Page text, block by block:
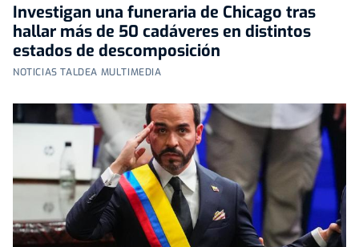
Investigan una funeraria de Chicago tras
hallar más de 50 cadáveres en distintos
estados de descomposición
NOTICIAS TALDEA MULTIMEDIA